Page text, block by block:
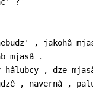
, jakohâ
mjasâ .
hâlubcy , dze
, navernâ ,